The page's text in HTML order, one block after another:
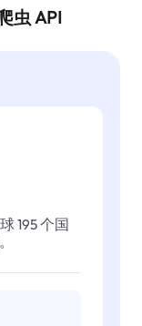
虫 API
195 个国